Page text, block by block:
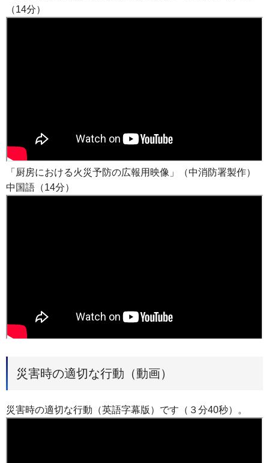
（14分）
「厨房における火災予防の広報用映像」（中消防署製作）
中国語（14分）
災害時の適切な行動（動画）
災害時の適切な行動（英語字幕版）です（３分40秒）。